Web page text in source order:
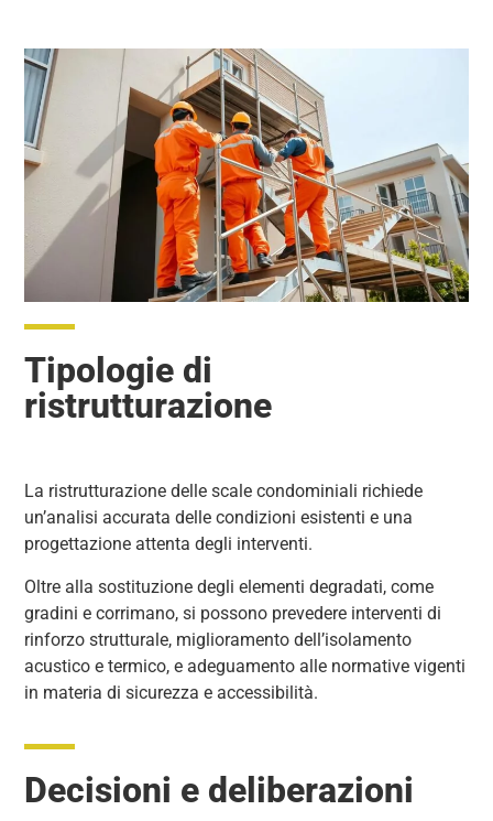
Tipologie di
ristrutturazione
La ristrutturazione delle scale condominiali richiede
un’analisi accurata delle condizioni esistenti e una
progettazione attenta degli interventi.
Oltre alla sostituzione degli elementi degradati, come
gradini e corrimano, si possono prevedere interventi di
rinforzo strutturale, miglioramento dell’isolamento
acustico e termico, e adeguamento alle normative vigenti
in materia di sicurezza e accessibilità.
Decisioni e deliberazioni